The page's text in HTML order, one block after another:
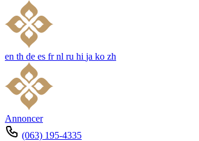
en th de es fr nl ru hi ja ko zh
Annoncer
(063) 195-4335